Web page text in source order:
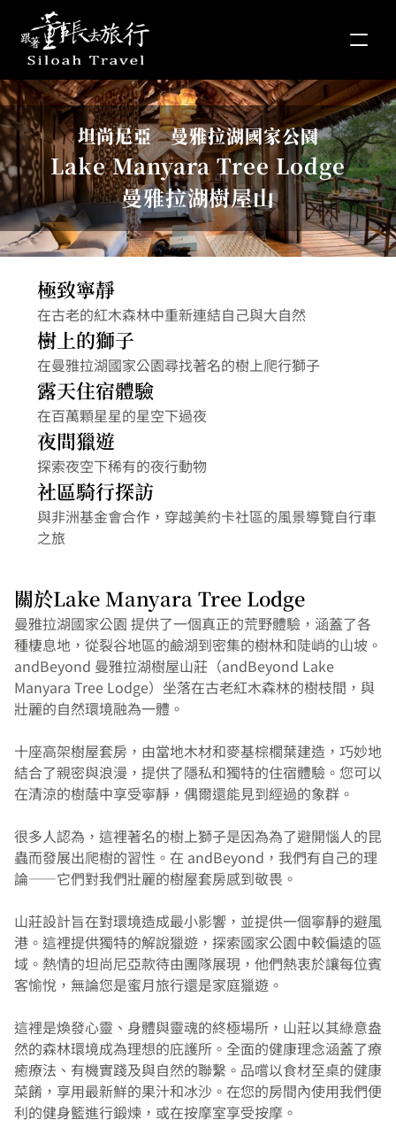
坦尚尼亞　曼雅拉湖國家公園
Lake Manyara Tree Lodge
曼雅拉湖樹屋山
極致寧靜
在古老的紅木森林中重新連結自己與大自然
樹上的獅子
在曼雅拉湖國家公園尋找著名的樹上爬行獅子
露天住宿體驗
在百萬顆星星的星空下過夜
夜間獵遊
探索夜空下稀有的夜行動物
社區騎行探訪
與非洲基金會合作，穿越美約卡社區的風景導覽自行車
之旅
關於Lake Manyara Tree Lodge
曼雅拉湖國家公園 提供了一個真正的荒野體驗，涵蓋了各
種棲息地，從裂谷地區的鹼湖到密集的樹林和陡峭的山坡。
andBeyond 曼雅拉湖樹屋山莊（andBeyond Lake
Manyara Tree Lodge）坐落在古老紅木森林的樹枝間，與
壯麗的自然環境融為一體。
十座高架樹屋套房，由當地木材和麥基棕櫚葉建造，巧妙地
結合了親密與浪漫，提供了隱私和獨特的住宿體驗。您可以
在清涼的樹蔭中享受寧靜，偶爾還能見到經過的象群。
很多人認為，這裡著名的樹上獅子是因為為了避開惱人的昆
蟲而發展出爬樹的習性。在 andBeyond，我們有自己的理
論——它們對我們壯麗的樹屋套房感到敬畏。
山莊設計旨在對環境造成最小影響，並提供一個寧靜的避風
港。這裡提供獨特的解說獵遊，探索國家公園中較偏遠的區
域。熱情的坦尚尼亞款待由團隊展現，他們熱衷於讓每位賓
客愉悅，無論您是蜜月旅行還是家庭獵遊。
這裡是煥發心靈、身體與靈魂的終極場所，山莊以其綠意盎
然的森林環境成為理想的庇護所。全面的健康理念涵蓋了療
癒療法、有機實踐及與自然的聯繫。品嚐以食材至桌的健康
菜餚，享用最新鮮的果汁和冰沙。在您的房間內使用我們便
利的健身籃進行鍛煉，或在按摩室享受按摩。